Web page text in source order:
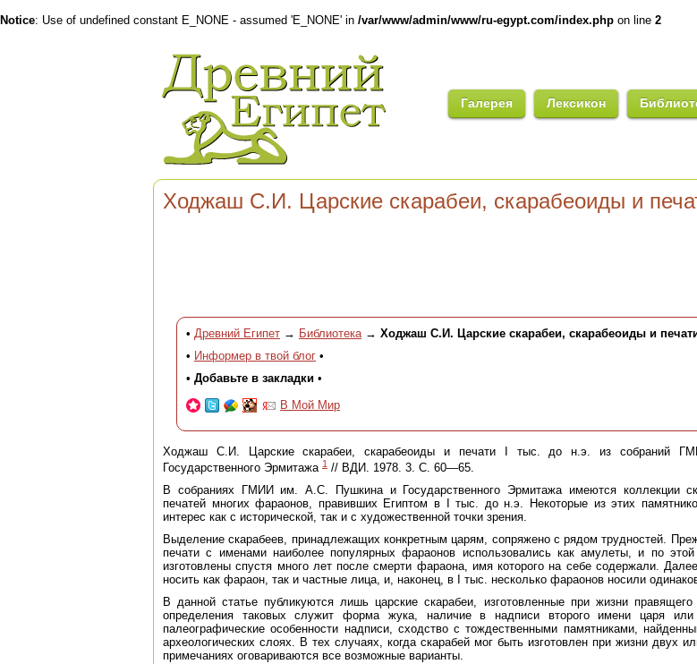
Notice: Use of undefined constant E_NONE - assumed 'E_NONE' in /var/www/admin/www/ru-egypt.com/index.php on line 2
Галерея Лексикон
Ходжаш С.И. Царские скарабеи, скарабеоиды и
• Древний Египет → Библиотека→ Ходжаш С.И. Царские скарабеи, скарабеоиды и
• Информер в твой блог •
• Добавьте в закладки •
В Мой Мир
Ходжаш С.И. Царские скарабеи, скарабеоиды и печати I тыс. до н.э. из собраний
Государственного Эрмитажа 1 // ВДИ. 1978. 3. С. 60—65.
В собраниях ГМИИ им. А.С. Пушкина и Государственного Эрмитажа имеются коллекции
печатей многих фараонов, правивших Египтом в I тыс. до н.э. Некоторые из этих
интерес как с исторической, так и с художественной точки зрения.
Выделение скарабеев, принадлежащих конкретным царям, сопряжено с рядом трудностей.
печати с именами наиболее популярных фараонов использовались как амулеты, и по
изготовлены спустя много лет после смерти фараона, имя которого на себе содержали.
носить как фараон, так и частные лица, и, наконец, в I тыс. несколько фараонов носили
В данной статье публикуются лишь царские скарабеи, изготовленные при жизни
определения таковых служит форма жука, наличие в надписи второго имени царя или
палеографические особенности надписи, сходство с тождественными памятниками,
археологических слоях. В тех случаях, когда скарабей мог быть изготовлен при жизни двух
примечаниях оговариваются все возможные варианты.